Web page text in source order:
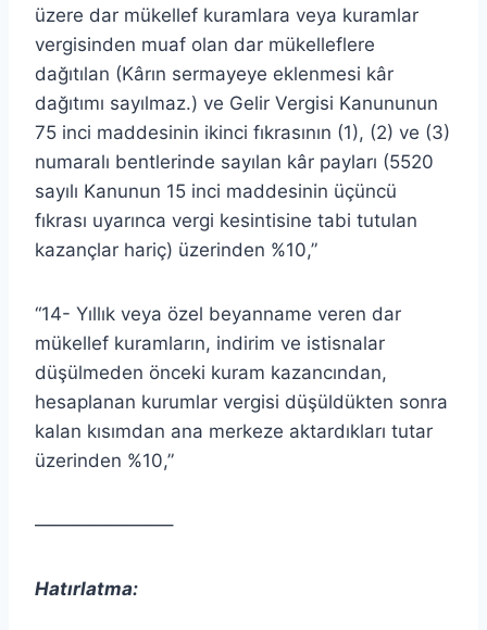
üzere dar mükellef kuramlara veya kuramlar
vergisinden muaf olan dar mükelleflere
dağıtılan (Kârın sermayeye eklenmesi kâr
dağıtımı sayılmaz.) ve Gelir Vergisi Kanununun
75 inci maddesinin ikinci fıkrasının (1), (2) ve (3)
numaralı bentlerinde sayılan kâr payları (5520
sayılı Kanunun 15 inci maddesinin üçüncü
fıkrası uyarınca vergi kesintisine tabi tutulan
kazançlar hariç) üzerinden %10,”
“14- Yıllık veya özel beyanname veren dar
mükellef kuramların, indirim ve istisnalar
düşülmeden önceki kuram kazancından,
hesaplanan kurumlar vergisi düşüldükten sonra
kalan kısımdan ana merkeze aktardıkları tutar
üzerinden %10,”
———————–
Hatırlatma: